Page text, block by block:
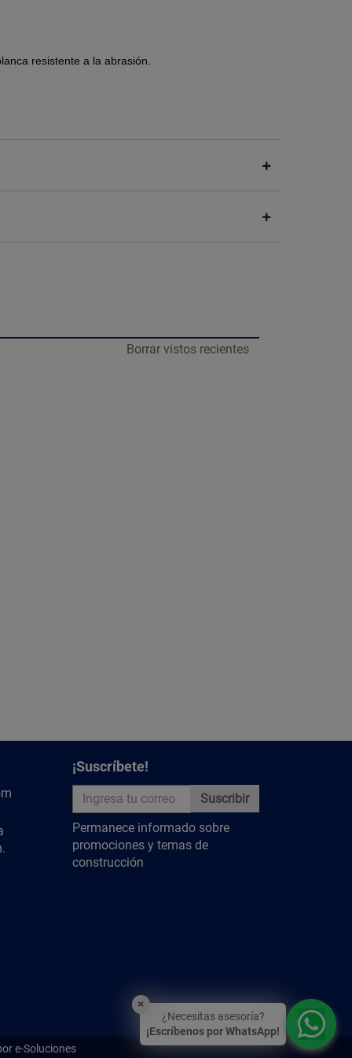
resistente a la abrasión.
base de lámina de alta resistencia y cama de
Borrar vistos recientes
¡Suscríbete!
Suscribir
Permanece informado sobre
promociones y temas de
construcción
e-Soluciones
×
¿Necesitas asesoría?
¡Escríbenos por WhatsApp!